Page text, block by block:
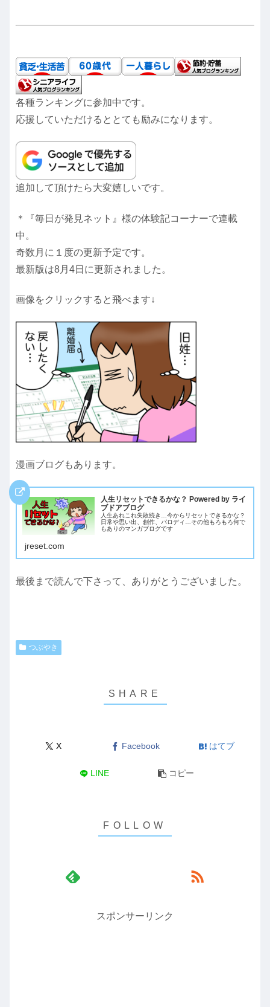
各種ランキングに参加中です。
応援していただけるととても励みになります。
追加して頂けたら大変嬉しいです。
＊『毎日が発見ネット』様の体験記コーナーで連載
中。
奇数月に１度の更新予定です。
最新版は8月4日に更新されました。
画像をクリックすると飛べます↓
漫画ブログもあります。
人生リセットできるかな？ Powered by ライ
ブドアブログ
人生あれこれ失敗続き…今からリセットできるかな？
日常や思い出、創作、パロディ…その他もろもろ何で
もありのマンガブログです
jreset.com
最後まで読んで下さって、ありがとうございました。
つぶやき
X Facebook はてブ
LINE コピー
スポンサーリンク